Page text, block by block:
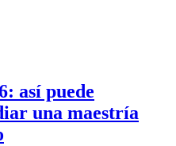
así puede
una maestría